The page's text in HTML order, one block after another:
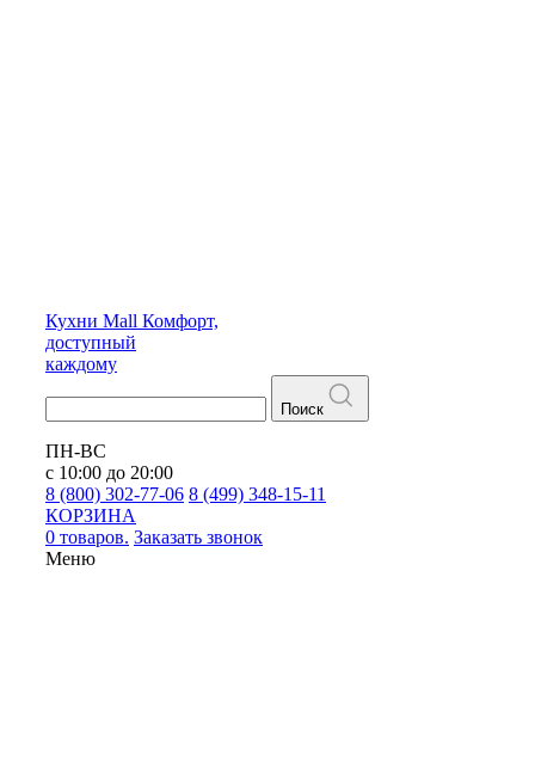
Кухни Mall Комфорт,
доступный
каждому
Поиск
ПН-ВС
с 10:00 до 20:00
8 (800) 302-77-06 8 (499) 348-15-11
КОРЗИНА
0 товаров. Заказать звонок
Меню